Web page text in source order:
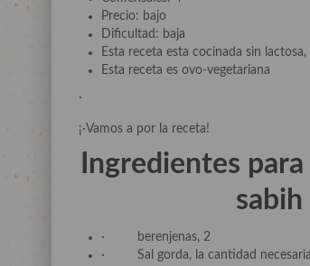
Precio: bajo
Dificultad: baja
Esta receta esta cocinada sin
Esta receta es ovo-vegetariana
·
¡·Vamos a por la receta!
Ingredientes
· berenjenas, 2
· Sal gorda, la cantidad necesaria